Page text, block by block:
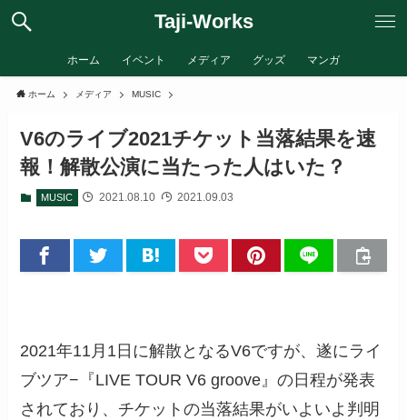
Taji-Works
ホーム イベント メディア グッズ マンガ
ホーム メディア MUSIC
V6のライブ2021チケット当落結果を速
報！解散公演に当たった人はいた？
MUSIC 2021.08.10 2021.09.03
2021年11月1日に解散となるV6ですが、遂にライ
ブツア−『LIVE TOUR V6 groove』の日程が発表
されており、チケットの当落結果がいよいよ判明